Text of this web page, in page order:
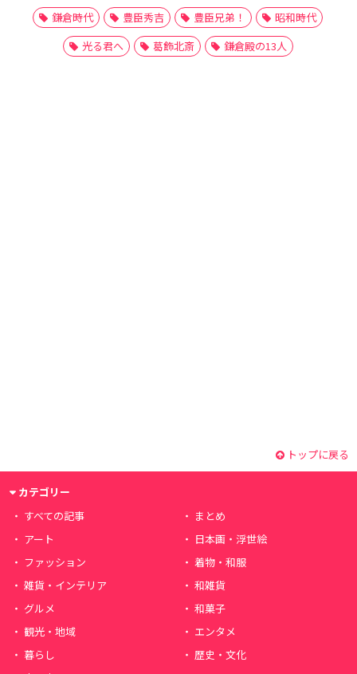
鎌倉時代
豊臣秀吉 豊臣兄弟！
昭和時代
光る君へ
葛飾北斎 鎌倉殿の13人
トップに戻る
カテゴリー
すべての記事
まとめ
アート
日本画・浮世絵
ファッション
着物・和服
雑貨・インテリア
和雑貨
グルメ
和菓子
観光・地域
エンタメ
暮らし
歴史・文化